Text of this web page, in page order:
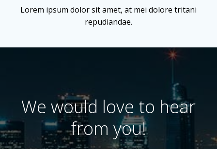
Lorem ipsum dolor sit amet, at mei dolore tritani
repudiandae.
We would love to hear
from you!